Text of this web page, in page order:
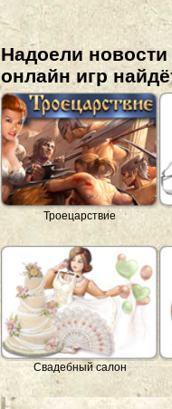
Надоели
онлайн игр
Троецарствие
Свадебный салон